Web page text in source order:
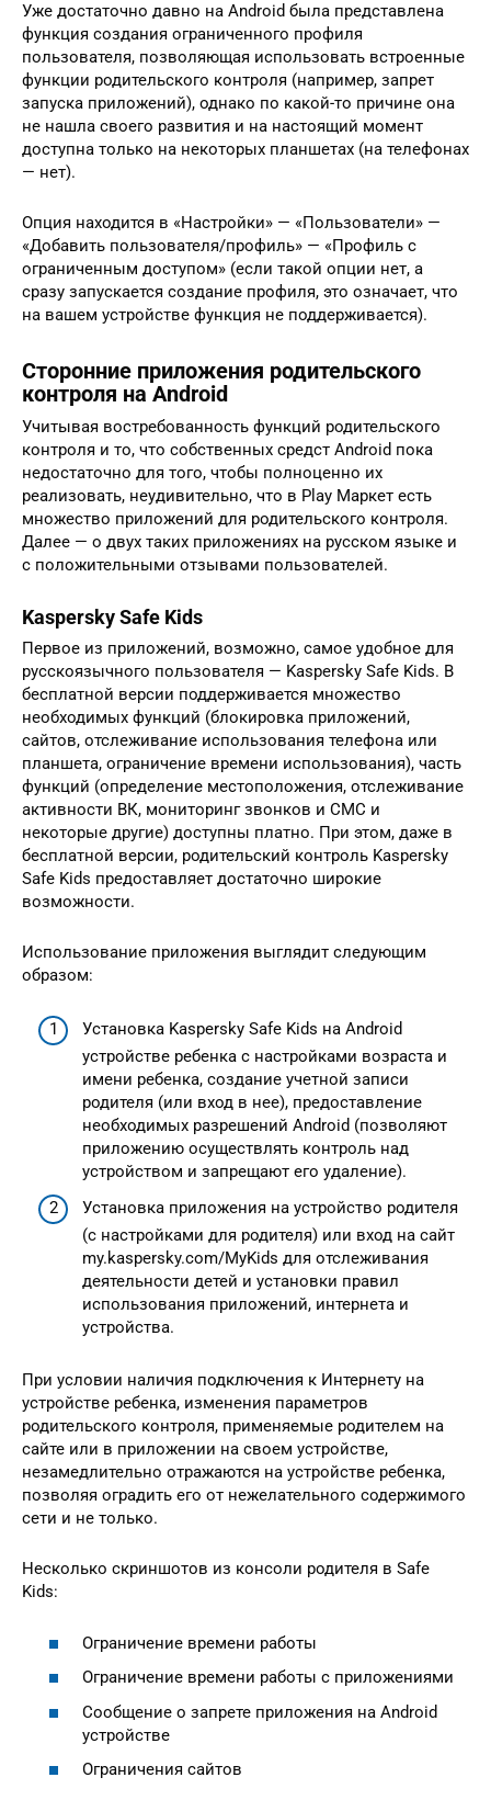
Уже достаточно давно на Android была представлена
функция создания ограниченного профиля
пользователя, позволяющая использовать встроенные
функции родительского контроля (например, запрет
запуска приложений), однако по какой-то причине она
не нашла своего развития и на настоящий момент
доступна только на некоторых планшетах (на телефонах
— нет).
Опция находится в «Настройки» — «Пользователи» —
«Добавить пользователя/профиль» — «Профиль с
ограниченным доступом» (если такой опции нет, а
сразу запускается создание профиля, это означает, что
на вашем устройстве функция не поддерживается).
Сторонние приложения родительского
контроля на Android
Учитывая востребованность функций родительского
контроля и то, что собственных средст Android пока
недостаточно для того, чтобы полноценно их
реализовать, неудивительно, что в Play Маркет есть
множество приложений для родительского контроля.
Далее — о двух таких приложениях на русском языке и
с положительными отзывами пользователей.
Kaspersky Safe Kids
Первое из приложений, возможно, самое удобное для
русскоязычного пользователя — Kaspersky Safe Kids. В
бесплатной версии поддерживается множество
необходимых функций (блокировка приложений,
сайтов, отслеживание использования телефона или
планшета, ограничение времени использования), часть
функций (определение местоположения, отслеживание
активности ВК, мониторинг звонков и СМС и
некоторые другие) доступны платно. При этом, даже в
бесплатной версии, родительский контроль Kaspersky
Safe Kids предоставляет достаточно широкие
возможности.
Использование приложения выглядит следующим
образом:
Установка Kaspersky Safe Kids на Android
устройстве ребенка с настройками возраста и
имени ребенка, создание учетной записи
родителя (или вход в нее), предоставление
необходимых разрешений Android (позволяют
приложению осуществлять контроль над
устройством и запрещают его удаление).
Установка приложения на устройство родителя
(с настройками для родителя) или вход на сайт
my.kaspersky.com/MyKids для отслеживания
деятельности детей и установки правил
использования приложений, интернета и
устройства.
При условии наличия подключения к Интернету на
устройстве ребенка, изменения параметров
родительского контроля, применяемые родителем на
сайте или в приложении на своем устройстве,
незамедлительно отражаются на устройстве ребенка,
позволяя оградить его от нежелательного содержимого
сети и не только.
Несколько скриншотов из консоли родителя в Safe
Kids:
Ограничение времени работы
Ограничение времени работы с приложениями
Сообщение о запрете приложения на Android
устройстве
Ограничения сайтов